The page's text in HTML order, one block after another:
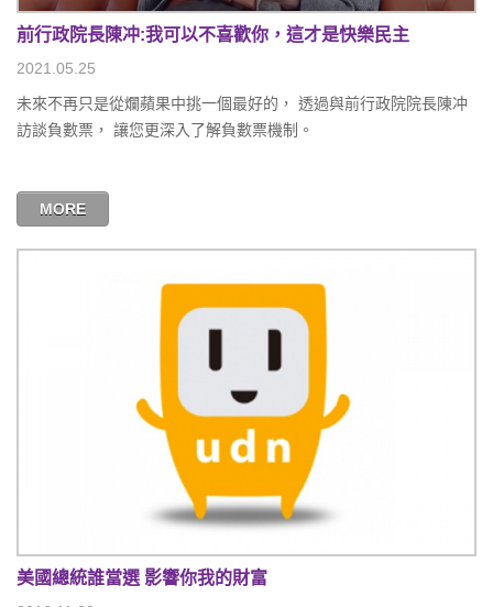
前行政院長陳冲:我可以不喜歡你，這才是快樂民主
2021.05.25
未來不再只是從爛蘋果中挑一個最好的， 透過與前行政院院長陳冲
訪談負數票， 讓您更深入了解負數票機制。
MORE
美國總統誰當選 影響你我的財富